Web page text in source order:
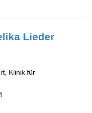
Lieder
Klinik für